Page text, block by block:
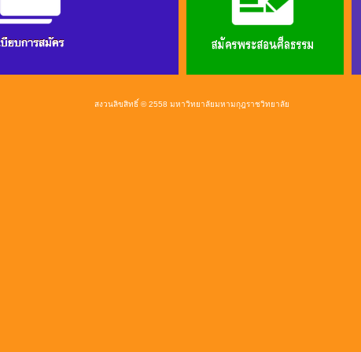
สงวนลิขสิทธิ์ © 2558 มหาวิทยาลัยมหามกุฎราชวิทยาลัย